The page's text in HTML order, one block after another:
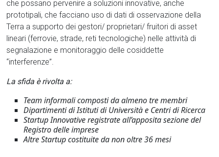
che possano pervenire a soluzioni innovative, anche
prototipali, che facciano uso di dati di osservazione della
Terra a supporto dei gestori/ proprietari/ fruitori di asset
lineari (ferrovie, strade, reti tecnologiche) nelle attività di
segnalazione e monitoraggio delle cosiddette
“interferenze”.
La sfida è rivolta a:
Team informali composti da almeno tre membri
Dipartimenti di Istituti di Università e Centri di Ricerca
Startup Innovative registrate all’apposita sezione del
Registro delle imprese
Altre Startup costituite da non oltre 36 mesi